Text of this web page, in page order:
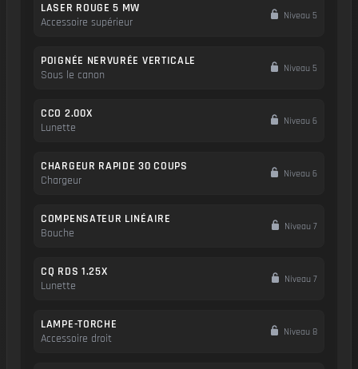
LASER ROUGE 5 MW
Accessoire supérieur
Niveau 5
POIGNÉE NERVURÉE VERTICALE
Sous le canon
Niveau 5
CCO 2.00X
Lunette
Niveau 6
CHARGEUR RAPIDE 30 COUPS
Chargeur
Niveau 6
COMPENSATEUR LINÉAIRE
Bouche
Niveau 7
CQ RDS 1.25X
Lunette
Niveau 7
LAMPE-TORCHE
Accessoire droit
Niveau 8